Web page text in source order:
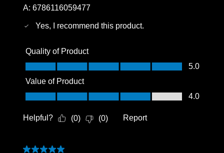
A: 6786116059477
Yes, I recommend this product.
Quality of Product
Quality of Product, 5.0 out of 5
5.0
Value of Product
Value of Product, 4.0 out of 5
4.0
Helpful? (0) (0) Report